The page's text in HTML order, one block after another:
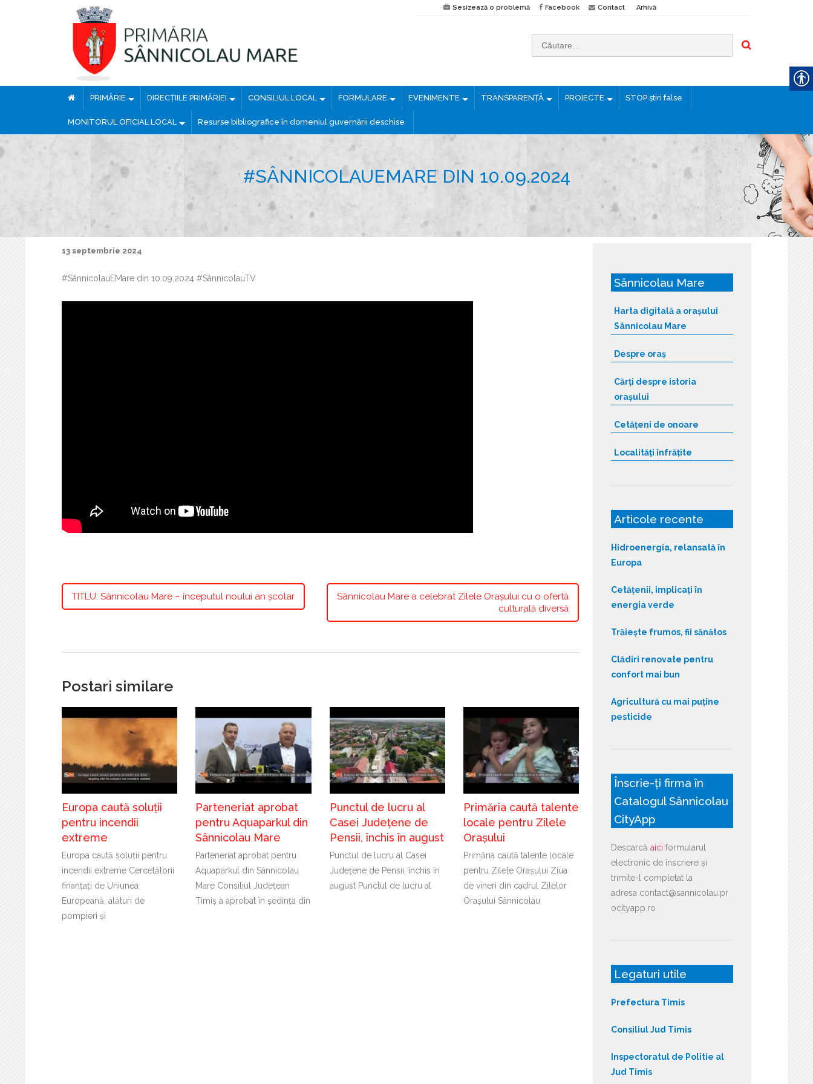
Sesizează o problemă Facebook Contact Arhivă
t
ă
PRIMĂRIE DIRECȚIILE PRIMĂRIEI CONSILIUL LOCAL FORMULARE EVENIMENTE TRANSPARENȚĂ PROIECTE STOP știri false
MONITORUL OFICIAL LOCAL Resurse bibliografice în domeniul guvernării deschise
#SÂNNICOLAUEMARE DIN 10.09.2024
13 septembrie 2024
#SânnicolauEMare din 10.09.2024 #SânnicolauTV
TITLU: Sânnicolau Mare – începutul noului an școlar
Sânnicolau Mare a celebrat Zilele Orașului cu o ofertă
culturală diversă
Postari similare
Europa caută soluții
pentru incendii
extreme
Europa caută soluții pentru
incendii extreme Cercetătorii
finanțați de Uniunea
Europeană, alături de
pompieri și
Parteneriat aprobat
pentru Aquaparkul din
Sânnicolau Mare
Parteneriat aprobat pentru
Aquaparkul din Sânnicolau
Mare Consiliul Județean
Timiș a aprobat în ședința din
Punctul de lucru al
Casei Județene de
Pensii, închis în august
Punctul de lucru al Casei
Județene de Pensii, închis în
august Punctul de lucru al
Primăria caută talente
locale pentru Zilele
Orașului
Primăria caută talente locale
pentru Zilele Orașului Ziua
de vineri din cadrul Zilelor
Orașului Sânnicolau
Sânnicolau Mare
Harta digitală a orașului
Sânnicolau Mare
Despre oraș
Cărți despre istoria
orașului
Cetățeni de onoare
Localități înfrățite
Articole recente
Hidroenergia, relansată în
Europa
Cetățenii, implicați în
energia verde
Trăiește frumos, fii sănătos
Clădiri renovate pentru
confort mai bun
Agricultură cu mai puține
pesticide
Înscrie-ți firma în
Catalogul Sânnicolau
CityApp
Descarcă aici formularul
electronic de înscriere și
trimite-l completat la
adresa contact@sannicolau.pr
ocityapp.ro
Legaturi utile
Prefectura Timis
Consiliul Jud Timis
Inspectoratul de Politie al
Jud Timis